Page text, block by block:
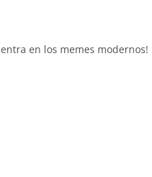
en los memes modernos!